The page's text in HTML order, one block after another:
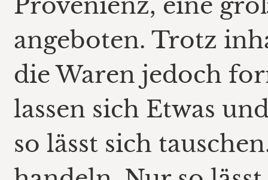
angeboten. Trotz
die Waren jedoch
lassen sich Etwas
so lässt sich